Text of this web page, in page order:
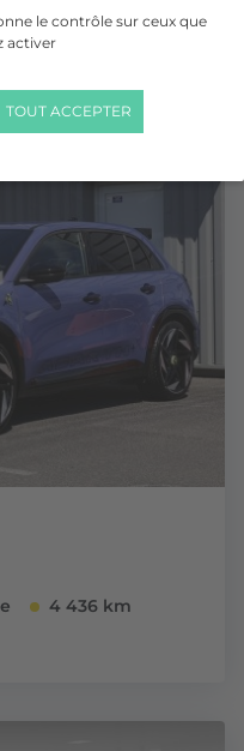
le contrôle sur ceux que
activer
TOUT ACCEPTER
5 850 km
4 436 km